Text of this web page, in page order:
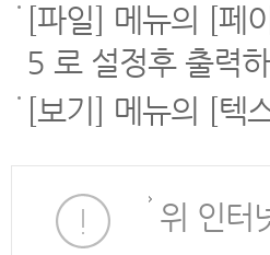
[파일] 메뉴의 [페
5 로 설정후 출력
[보기] 메뉴의 [텍
위 인터